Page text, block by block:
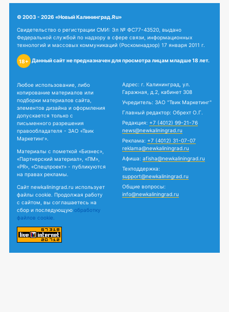
© 2003 - 2026 «Новый Калининград.Ru»
Свидетельство о регистрации СМИ: Эл № ФС77-43520, выдано
Федеральной службой по надзору в сфере связи, информационных
технологий и массовых коммуникаций (Роскомнадзор) 17 января 2011 г.
18+ Данный сайт не предназначен для просмотра лицам младше 18 лет.
Любое использование, либо
копирование материалов или
подборки материалов сайта,
элементов дизайна и оформления
допускается только с
письменного разрешения
правообладателя - ЗАО «Твик
Маркетинг».
Материалы с пометкой «Бизнес»,
«Партнерский материал», «ПМ»,
«PR», «Спецпроект» - публикуются
на правах рекламы.
Сайт newkaliningrad.ru использует
файлы cookie. Продолжая работу
с сайтом, вы соглашаетесь на
сбор и последующую обработку
файлов cookie.
Адрес: г. Калининград, ул.
Гаражная, д.2, кабинет 308
Учредитель: ЗАО "Твик Маркетинг"
Главный редактор: Обрехт О.Г.
Редакция: +7 (4012) 99-21-76
news@newkaliningrad.ru
Реклама: +7 (4012) 31-07-07
reklama@newkaliningrad.ru
Афиша: afisha@newkaliningrad.ru
Техподдержка:
support@newkaliningrad.ru
Общие вопросы:
info@newkaliningrad.ru